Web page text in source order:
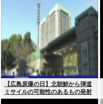
【広島原爆の日】北朝鮮から弾道
ミサイルの可能性のあるもの発射
防衛省が発表8月6日 17時12分配